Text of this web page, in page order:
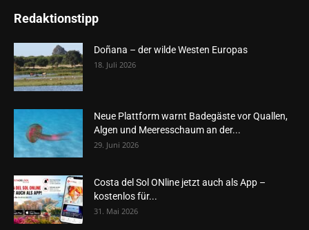
Redaktionstipp
Doñana – der wilde Westen Europas
18. Juli 2026
Neue Plattform warnt Badegäste vor Quallen,
Algen und Meeresschaum an der...
29. Juni 2026
Costa del Sol ONline jetzt auch als App –
kostenlos für...
31. Mai 2026